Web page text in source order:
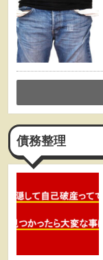
債務整理